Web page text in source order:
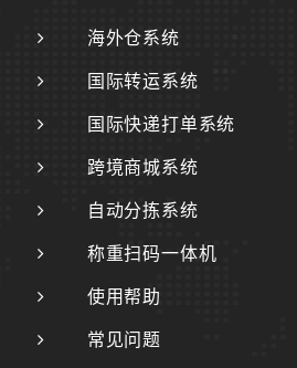
海外仓系统
国际转运系统
国际快递打单系统
跨境商城系统
自动分拣系统
称重扫码一体机
使用帮助
常见问题